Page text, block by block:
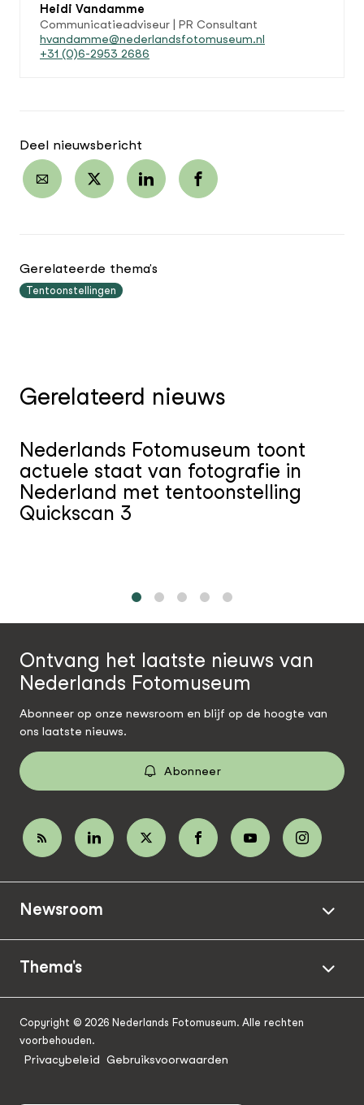
Heidi Vandamme
Communicatieadviseur | PR Consultant
hvandamme@nederlandsfotomuseum.nl
+31 (0)6-2953 2686
Deel nieuwsbericht
Gerelateerde thema's
Tentoonstellingen
Gerelateerd nieuws
Nederlands Fotomuseum toont
actuele staat van fotografie in
Nederland met tentoonstelling
Quickscan 3
Ontvang het laatste nieuws van
Nederlands Fotomuseum
Abonneer op onze newsroom en blijf op de hoogte van
ons laatste nieuws.
Abonneer
Newsroom
Thema's
Copyright © 2026 Nederlands Fotomuseum. Alle rechten
voorbehouden.
Privacybeleid Gebruiksvoorwaarden